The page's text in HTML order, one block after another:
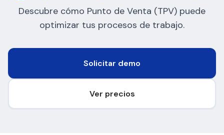
Descubre cómo Punto de Venta (TPV) puede
optimizar tus procesos de trabajo.
Solicitar demo
Ver precios